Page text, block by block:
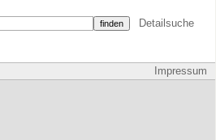
Detailsuche
Impressum